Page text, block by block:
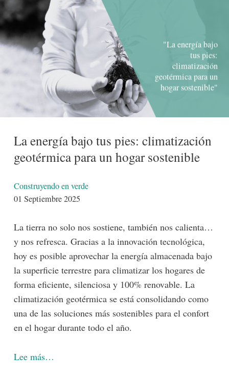
"La energía bajo
tus pies:
climatización
geotérmica para un
hogar sostenible"
La energía bajo tus pies: climatización
geotérmica para un hogar sostenible
DetallesConstruyendo en verde
01 Septiembre 2025
La tierra no solo nos sostiene, también nos calienta…
y nos refresca. Gracias a la innovación tecnológica,
hoy es posible aprovechar la energía almacenada bajo
la superficie terrestre para climatizar los hogares de
forma eficiente, silenciosa y 100% renovable. La
climatización geotérmica se está consolidando como
una de las soluciones más sostenibles para el confort
en el hogar durante todo el año.
Lee más…